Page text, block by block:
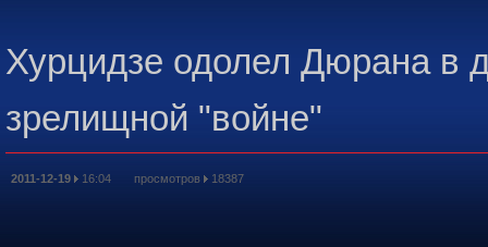
Хурцидзе одолел Дюрана в
зрелищной "войне"
2011-12-19 16:04 просмотров 18387